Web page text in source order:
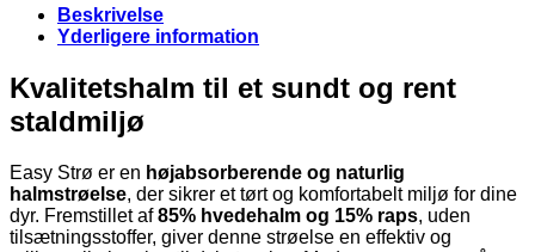
Beskrivelse
Yderligere information
Kvalitetshalm til et sundt og rent
staldmiljø
Easy Strø er en højabsorberende og naturlig
halmstrøelse, der sikrer et tørt og komfortabelt miljø for dine
dyr. Fremstillet af85% hvedehalm og 15% raps, uden
tilsætningsstoffer, giver denne strøelse en effektiv og